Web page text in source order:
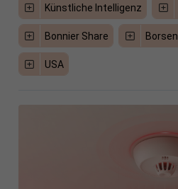
Künstliche Intelligenz
Bonnier Share Borsen
USA